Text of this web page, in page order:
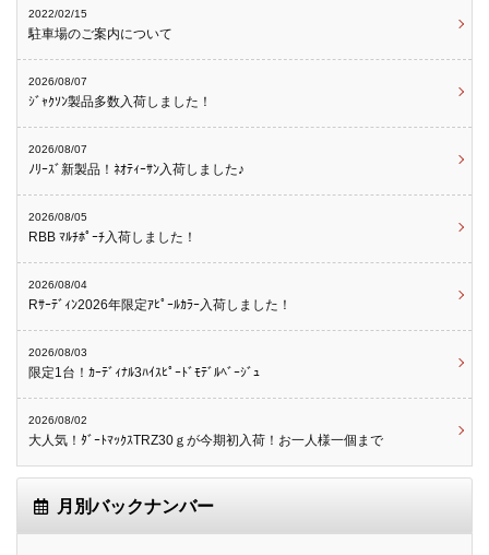
2022/02/15
駐車場のご案内について
2026/08/07
ｼﾞｬｸｿﾝ製品多数入荷しました！
2026/08/07
ﾉﾘｰｽﾞ新製品！ﾈｵﾃｨｰｻﾝ入荷しました♪
2026/08/05
RBB ﾏﾙﾁﾎﾟｰﾁ入荷しました！
2026/08/04
Rｻｰﾃﾞｨﾝ2026年限定ｱﾋﾟｰﾙｶﾗｰ入荷しました！
2026/08/03
限定1台！ｶｰﾃﾞｨﾅﾙ3ﾊｲｽﾋﾟｰﾄﾞﾓﾃﾞﾙﾍﾞｰｼﾞｭ
2026/08/02
大人気！ﾀﾞｰﾄﾏｯｸｽTRZ30ｇが今期初入荷！お一人様一個まで
月別バックナンバー